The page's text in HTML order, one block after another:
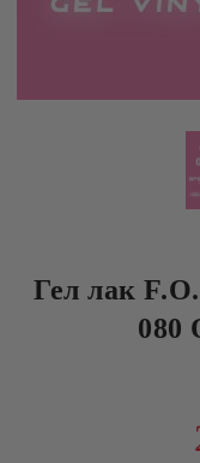
Гел лак
080